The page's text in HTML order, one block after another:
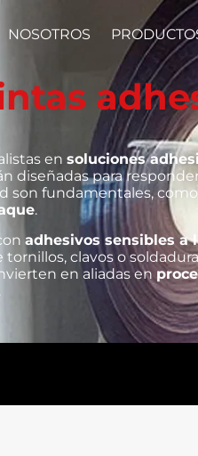
NOSOTROS
ensoluciones
diseñadas para
son fundamentales,
.
adhesivos sensibles a
clavos o
en aliadas en